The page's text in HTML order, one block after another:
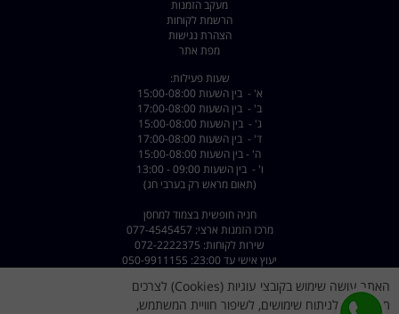
מעקב הזמנות
הרשמת לקוחות
הצהרת נגישות
מפת אתר
שעות פעילות:
א' - בין השעות 15:00-08:00
ב' - בין השעות 17:00-08:00
ג' - בין השעות 15:00-08:00
ד' - בין השעות 17:00-08:00
ה' - בין השעות 15:00-08:00
ו' - בין השעות 09:00 - 13:00
(תאום מראש רק בערבי חג)
חניה חופשית בצמוד למחסן
מרכז הזמנות ארצי: 077-4545457
שירות לקוחות: 072-2222375
יעוץ אישי עד 23:00: 050-9911155
כתובת: רחוב השילוח 8 פתח תקווה - קרית מטלון
דוא"ל :dorsport@walla.com
האתר עושה שימוש בקובצי עוגיות (Cookies) לצרכים
תפעוליים, לניתוח שימושים, לשיפור חוויית המשתמש,